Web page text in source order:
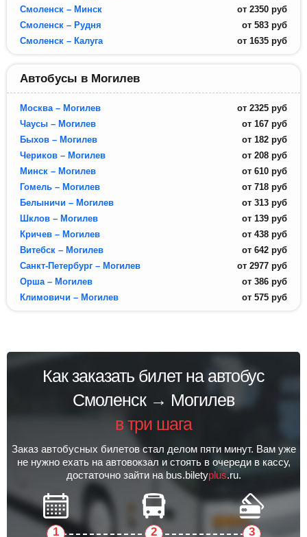
Смоленск – Минск
от 2350 руб
Смоленск – Рудня
от 583 руб
Смоленск – Калуга
от 1635 руб
Автобусы в Могилев
Москва – Могилев от 2325 руб
Чаусы – Могилев
от 167 руб
Быхов – Могилев
от 182 руб
Чериков – Могилев
от 208 руб
Минск – Могилев
от 610 руб
Гомель – Могилев
от 718 руб
Белыничи – Могилев
от 313 руб
Шклов – Могилев
от 139 руб
Кричев – Могилев
от 438 руб
Витебск – Могилев
от 642 руб
Санкт-Петербург – Могилев
от 2977 руб
Орша – Могилев
от 386 руб
Климовичи – Могилев
от 575 руб
Как заказать билет на автобус
Смоленск → Могилев
в три шага
Заказ автобусных билетов стал делом пяти минут. Вам уже
не нужно ехать на автовокзал и стоять в очереди в кассу,
достаточно зайти на bus.biletyplus.ru.